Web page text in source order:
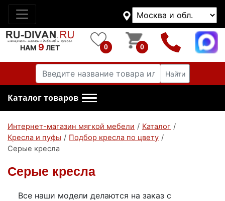
НАМ 9 ЛЕТ 0 0
Найти
Каталог товаров
Интернет-магазин мягкой мебели / Каталог /
Кресла и пуфы / Подбор кресла по цвету /
Серые кресла
Серые кресла
Все наши модели делаются на заказ с